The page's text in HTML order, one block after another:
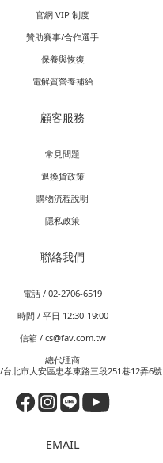
官網 VIP 制度
贊助賽事/合作選手
保養與恢復
電解質營養補給
顧客服務
常見問題
退換貨政策
購物流程說明
隱私政策
聯絡我們
電話 / 02-2706-6519
時間 / 平日 12:30-19:00
信箱 / cs@fav.com.tw
總代理商
北市大安區忠孝東路三段251巷12弄6號
EMAIL